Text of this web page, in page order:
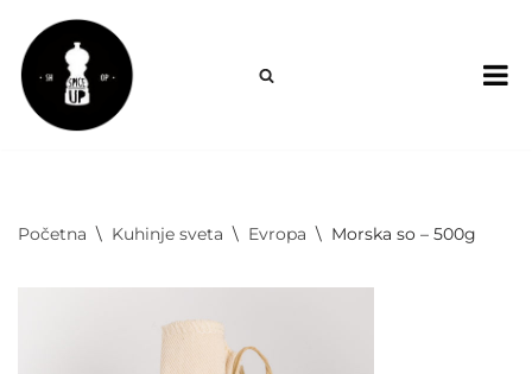
Skoči
na
sadržaj
Početna \ Kuhinje sveta \ Evropa \ Morska so – 500g